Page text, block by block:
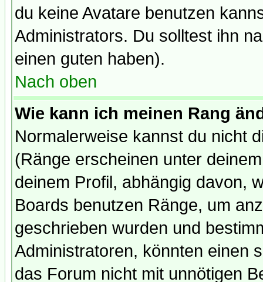
du keine Avatare benutzen
Administrators. Du solltest ihn
einen guten haben).
Nach oben
Wie kann ich meinen Rang
Normalerweise kannst du nicht
(Ränge erscheinen unter
deinem Profil, abhängig davon,
Boards benutzen Ränge, um
geschrieben wurden und
Administratoren, könnten einen
das Forum nicht mit unnötigen